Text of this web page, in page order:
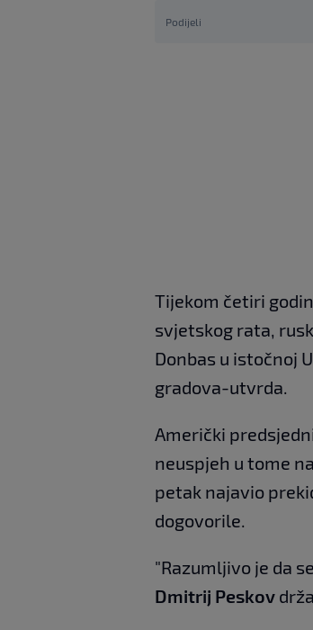
Podijeli
Tijekom četiri
svjetskog rata,
Donbas u istočnoj
gradova-utvrda.
Američki
neuspjeh u tome
petak najavio
dogovorile.
"Razumljivo je da
Dmitrij Peskov